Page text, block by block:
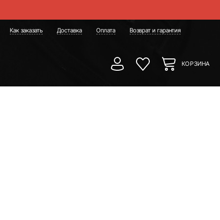
Как заказать Доставка Оплата Возврат и гарантия
КОРЗИНА